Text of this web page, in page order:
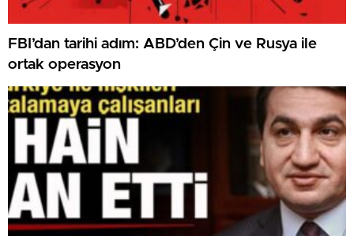
FBI’dan tarihi adım: ABD’den Çin ve Rusya ile
ortak operasyon